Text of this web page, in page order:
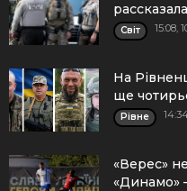
Cвіт 15:08,
На
ще
Рівне
«Верес»
«Динамо»